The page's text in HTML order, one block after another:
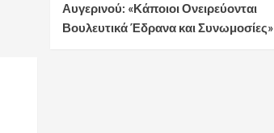
Αυγερινού: «Κάποιοι Ονειρεύονται
Βουλευτικά Έδρανα και Συνωμοσίες»